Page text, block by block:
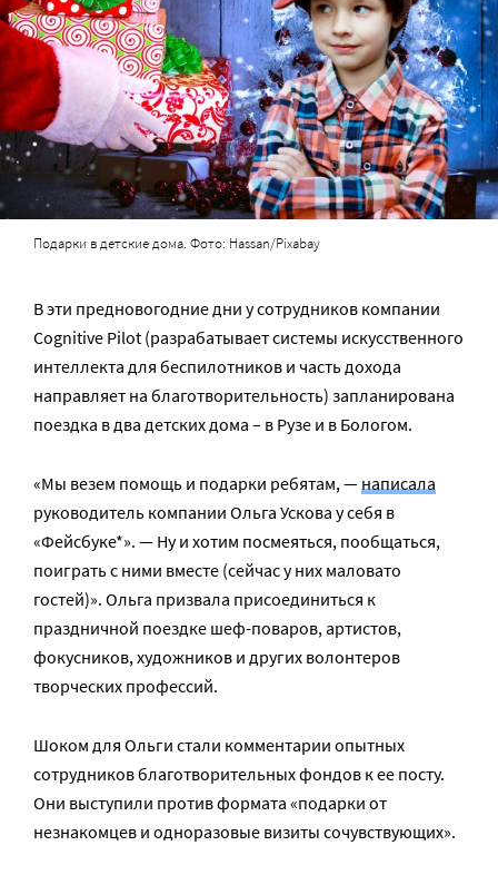
Подарки в детские дома. Фото: Hassan/Pixabay
В эти предновогодние дни у сотрудников компании
Cognitive Pilot (разрабатывает системы искусственного
интеллекта для беспилотников и часть дохода
направляет на благотворительность) запланирована
поездка в два детских дома – в Рузе и в Бологом.
«Мы везем помощь и подарки ребятам, — написала
руководитель компании Ольга Ускова у себя в
«Фейсбуке*». — Ну и хотим посмеяться, пообщаться,
поиграть с ними вместе (сейчас у них маловато
гостей)». Ольга призвала присоединиться к
праздничной поездке шеф-поваров, артистов,
фокусников, художников и других волонтеров
творческих профессий.
Шоком для Ольги стали комментарии опытных
сотрудников благотворительных фондов к ее посту.
Они выступили против формата «подарки от
незнакомцев и одноразовые визиты сочувствующих».